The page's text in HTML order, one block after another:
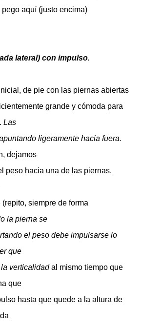
aquí (justo encima)
lateral) con impulso.
de pie con las piernas abiertas
grande y cómoda para
Las
ligeramente hacia fuera.
dejamos
peso hacia una de las piernas,
siempre de forma
la pierna se
el peso debe impulsarse lo
que
verticalidadal mismo tiempo que
que
hasta que quede a la altura de